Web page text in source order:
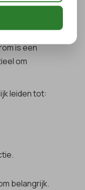
kan
is een
om
leiden tot:
belangrijk.